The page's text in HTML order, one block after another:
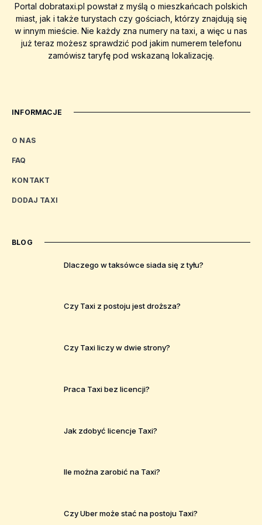
Portal dobrataxi.pl powstał z myślą o mieszkańcach polskich
miast, jak i także turystach czy gościach, którzy znajdują się
w innym mieście. Nie każdy zna numery na taxi, a więc u nas
już teraz możesz sprawdzić pod jakim numerem telefonu
zamówisz taryfę pod wskazaną lokalizację.
INFORMACJE
O NAS
FAQ
KONTAKT
DODAJ TAXI
BLOG
Dlaczego w taksówce siada się z tyłu?
Czy Taxi z postoju jest droższa?
Czy Taxi liczy w dwie strony?
Praca Taxi bez licencji?
Jak zdobyć licencje Taxi?
Ile można zarobić na Taxi?
Czy Uber może stać na postoju Taxi?